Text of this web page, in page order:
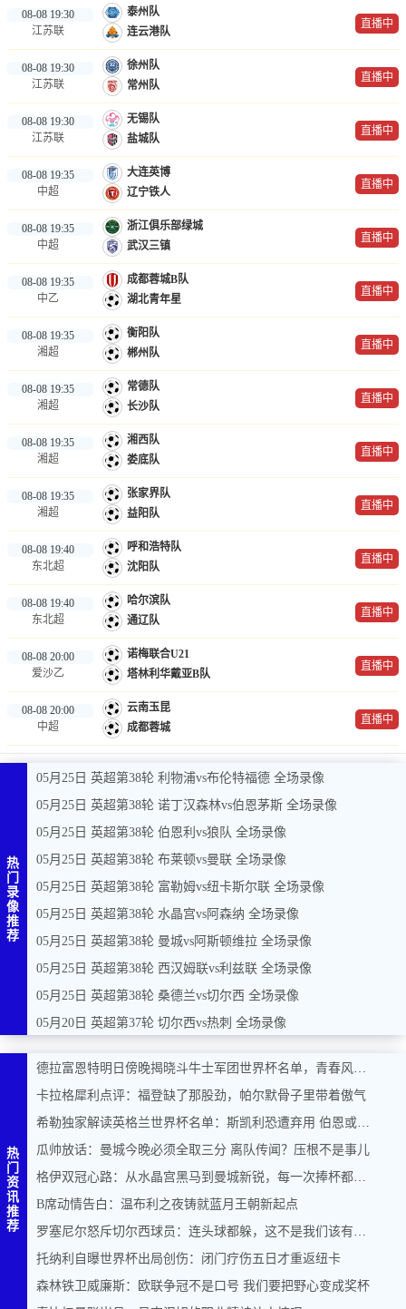
08-08 19:30
江苏联
泰州队
连云港队
直播中
08-08 19:30
江苏联
徐州队
常州队
直播中
08-08 19:30
江苏联
无锡队
盐城队
直播中
08-08 19:35
中超
大连英博
辽宁铁人
直播中
08-08 19:35
中超
浙江俱乐部绿城
武汉三镇
直播中
08-08 19:35
中乙
成都蓉城B队
湖北青年星
直播中
08-08 19:35
湘超
衡阳队
郴州队
直播中
08-08 19:35
湘超
常德队
长沙队
直播中
08-08 19:35
湘超
湘西队
娄底队
直播中
08-08 19:35
湘超
张家界队
益阳队
直播中
08-08 19:40
东北超
呼和浩特队
沈阳队
直播中
08-08 19:40
东北超
哈尔滨队
通辽队
直播中
08-08 20:00
爱沙乙
诺梅联合U21
塔林利华戴亚B队
直播中
08-08 20:00
中超
云南玉昆
成都蓉城
直播中
热
门
录
像
推
荐
05月25日 英超第38轮 利物浦vs布伦特福德 全场录像
05月25日 英超第38轮 诺丁汉森林vs伯恩茅斯 全场录像
05月25日 英超第38轮 伯恩利vs狼队 全场录像
05月25日 英超第38轮 布莱顿vs曼联 全场录像
05月25日 英超第38轮 富勒姆vs纽卡斯尔联 全场录像
05月25日 英超第38轮 水晶宫vs阿森纳 全场录像
05月25日 英超第38轮 曼城vs阿斯顿维拉 全场录像
05月25日 英超第38轮 西汉姆联vs利兹联 全场录像
05月25日 英超第38轮 桑德兰vs切尔西 全场录像
05月20日 英超第37轮 切尔西vs热刺 全场录像
热
门
资
讯
推
荐
德拉富恩特明日傍晚揭晓斗牛士军团世界杯名单，青春风暴能否席卷美加墨？
卡拉格犀利点评：福登缺了那股劲，帕尔默骨子里带着傲气
希勒独家解读英格兰世界杯名单：斯凯利恐遭弃用 伯恩或力压马奎尔入围
瓜帅放话：曼城今晚必须全取三分 离队传闻？压根不是事儿
格伊双冠心路：从水晶宫黑马到曼城新锐，每一次捧杯都是奇迹
B席动情告白：温布利之夜铸就蓝月王朝新起点
罗塞尼尔怒斥切尔西球员：连头球都躲，这不是我们该有的样子
托纳利自曝世界杯出局创伤：闭门疗伤五日才重返纽卡
森林铁卫威廉斯：欧联争冠不是口号 我们要把野心变成奖杯